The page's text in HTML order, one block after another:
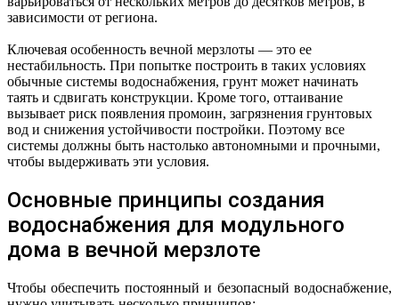
зависимости от региона.
Ключевая особенность вечной мерзлоты — это ее
нестабильность. При попытке построить в таких условиях
обычные системы водоснабжения, грунт может начинать
таять и сдвигать конструкции. Кроме того, оттаивание
вызывает риск появления промоин, загрязнения грунтовых
вод и снижения устойчивости постройки. Поэтому все
системы должны быть настолько автономными и прочными,
чтобы выдерживать эти условия.
Основные принципы создания
водоснабжения для модульного
дома в вечной мерзлоте
Чтобы обеспечить постоянный и безопасный водоснабжение,